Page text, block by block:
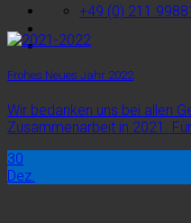
+49 (0) 211
Frohes Neues Jahr 2022
Wir bedanken uns bei allen
Zusammenarbeit in 2021.
30
Dez.